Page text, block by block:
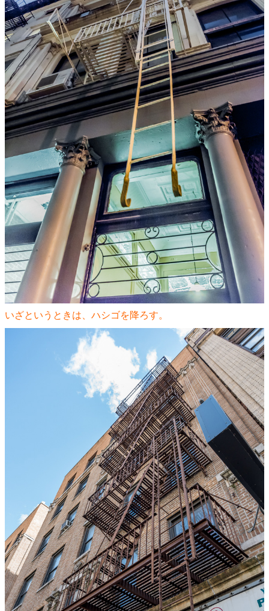
いざというときは、ハシゴを降ろす。